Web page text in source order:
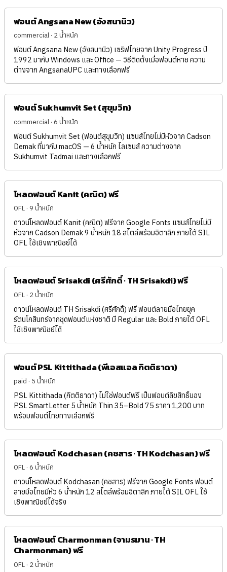
ฟอนต์ Angsana New (อังสนานิว)
commercial · 2 น้ำหนัก
ฟอนต์ Angsana New (อังสนานิว) เซริฟไทยจาก Unity Progress ปี
1992 มากับ Windows และ Office — วิธีติดตั้งเมื่อฟอนต์หาย ความ
ต่างจาก AngsanaUPC และทางเลือกฟรี
ฟอนต์ Sukhumvit Set (สุขุมวิท)
commercial · 6 น้ำหนัก
ฟอนต์ Sukhumvit Set (ฟอนต์สุขุมวิท) แซนส์ไทยไม่มีหัวจาก Cadson
Demak ที่มากับ macOS — 6 น้ำหนัก ไลเซนส์ ความต่างจาก
Sukhumvit Tadmai และทางเลือกฟรี
โหลดฟอนต์ Kanit (คณิต) ฟรี
OFL · 9 น้ำหนัก
ดาวน์โหลดฟอนต์ Kanit (คณิต) ฟรีจาก Google Fonts แซนส์ไทยไม่มี
หัวจาก Cadson Demak 9 น้ำหนัก 18 สไตล์พร้อมอิตาลิก ภายใต้ SIL
OFL ใช้เชิงพาณิชย์ได้
โหลดฟอนต์ Srisakdi (ศรีศักดิ์ · TH Srisakdi) ฟรี
OFL · 2 น้ำหนัก
ดาวน์โหลดฟอนต์ TH Srisakdi (ศรีศักดิ์) ฟรี ฟอนต์ลายมือไทยยุค
รัตนโกสินทร์จากชุดฟอนต์แห่งชาติ มี Regular และ Bold ภายใต้ OFL
ใช้เชิงพาณิชย์ได้
ฟอนต์ PSL Kittithada (พีเอสแอล กิตติธาดา)
paid · 5 น้ำหนัก
PSL Kittithada (กิตติธาดา) ไม่ใช่ฟอนต์ฟรี เป็นฟอนต์ลิขสิทธิ์ของ
PSL SmartLetter 5 น้ำหนัก Thin 35–Bold 75 ราคา 1,200 บาท
พร้อมฟอนต์ไทยทางเลือกฟรี
โหลดฟอนต์ Kodchasan (คชสาร · TH Kodchasan) ฟรี
OFL · 6 น้ำหนัก
ดาวน์โหลดฟอนต์ Kodchasan (คชสาร) ฟรีจาก Google Fonts ฟอนต์
ลายมือไทยมีหัว 6 น้ำหนัก 12 สไตล์พร้อมอิตาลิก ภายใต้ SIL OFL ใช้
เชิงพาณิชย์ได้จริง
โหลดฟอนต์ Charmonman (จามรมาน · TH
Charmonman) ฟรี
OFL · 2 น้ำหนัก